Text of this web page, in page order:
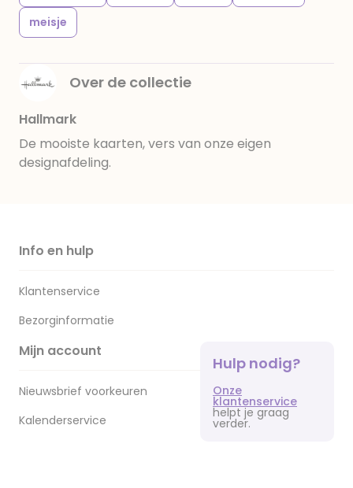
meisje
Over de collectie
Hallmark
De mooiste kaarten, vers van onze eigen
designafdeling.
Info en hulp
Klantenservice
Bezorginformatie
Mijn account
Nieuwsbrief voorkeuren
Kalenderservice
Hulp nodig?
Onze
klantenservice
helpt je graag
verder.